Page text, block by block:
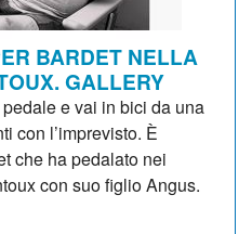
BARDET NELLA
GALLERY
e vai in bici da una
con l’imprevisto. È
che ha pedalato nei
con suo figlio Angus.